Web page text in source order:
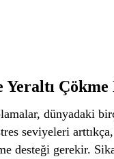
Çökme
dünyadaki
seviyeleri
desteği gerekir.